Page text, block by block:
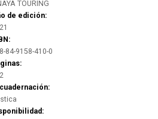
TOURING
de edición:
84-9158-410-0